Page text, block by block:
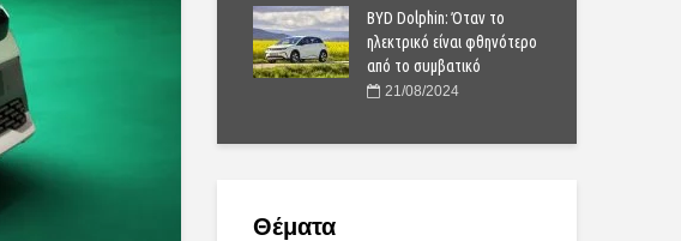
BYD Dolphin: Όταν το
ηλεκτρικό είναι φθηνότερο
από το συμβατικό
21/08/2024
Θέματα